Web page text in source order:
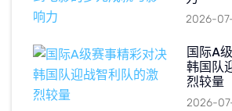
2026-
国际A
韩国队
烈较量
2026-